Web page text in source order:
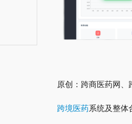
原创：跨商医药网
跨境医药系统及整体